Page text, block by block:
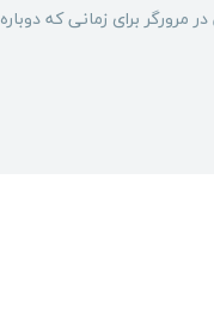
مرورگر برای زمانی که